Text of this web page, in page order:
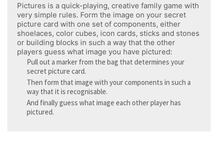
Pictures is a quick-playing, creative family game with
very simple rules. Form the image on your secret
picture card with one set of components, either
shoelaces, color cubes, icon cards, sticks and stones
or building blocks in such a way that the other
players guess what image you have pictured:
Pull out a marker from the bag that determines your
secret picture card.
Then form that image with your components in such a
way that it is recognisable.
And finally guess what image each other player has
pictured.